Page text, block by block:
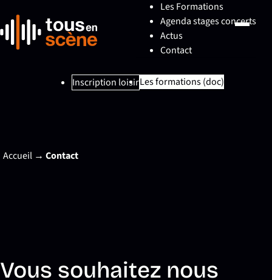
Les Formations
Agenda stages concerts
Actus
Contact
Inscription loisirLes formations (doc)
Accueil → Contact
Vous souhaitez nous